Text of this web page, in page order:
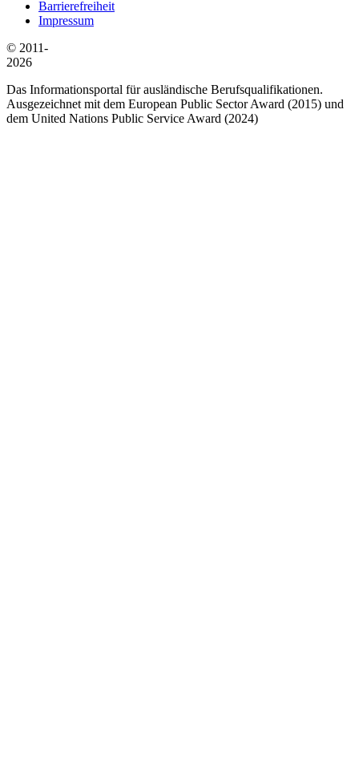
Barrierefreiheit
Impressum
© 2011-
2026
Das Informationsportal für ausländische Berufsqualifikationen.
Ausgezeichnet mit dem European Public Sector Award (2015) und
dem United Nations Public Service Award (2024)